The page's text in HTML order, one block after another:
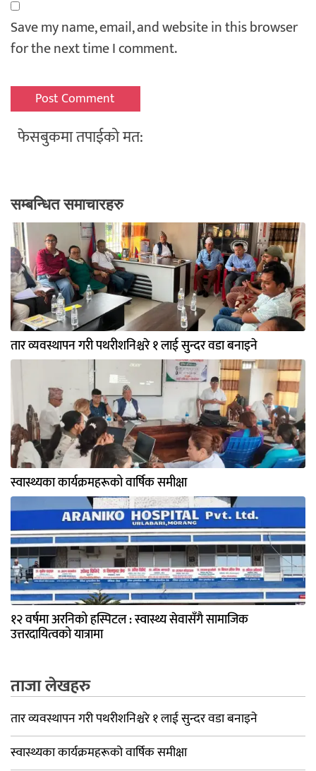
Save my name, email, and website in this browser
for the next time I comment.
फेसबुकमा तपाईको मत:
सम्बन्धित समाचारहरु
तार व्यवस्थापन गरी पथरीशनिश्चरे १ लाई सुन्दर वडा बनाइने
स्वास्थ्यका कार्यक्रमहरूको वार्षिक समीक्षा
१२ वर्षमा अरनिको हस्पिटल : स्वास्थ्य सेवासँगै सामाजिक
उत्तरदायित्वको यात्रामा
ताजा लेखहरु
तार व्यवस्थापन गरी पथरीशनिश्चरे १ लाई सुन्दर वडा बनाइने
स्वास्थ्यका कार्यक्रमहरूको वार्षिक समीक्षा